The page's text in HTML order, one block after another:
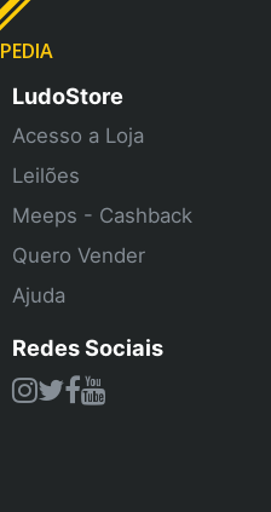
PEDIA
LudoStore
Acesso a Loja
Leilões
Meeps - Cashback
Quero Vender
Ajuda
Redes Sociais